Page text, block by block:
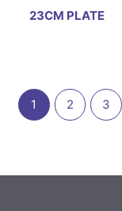
23CM PLATE
1 2 3